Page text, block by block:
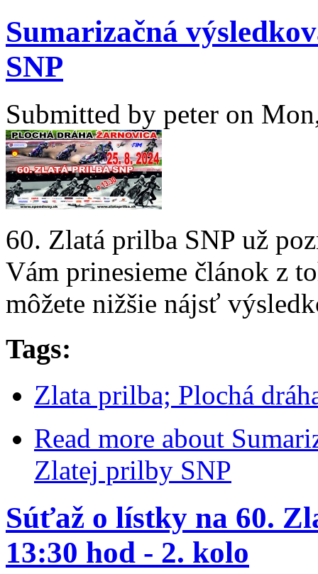
Sumarizačná
SNP
Submitted by peter on
60. Zlatá prilba SNP už
Vám prinesieme článok z
môžete nižšie nájsť
Tags:
Zlata prilba; Plochá
Read more about
Zlatej prilby SNP
Súťaž o lístky na 60.
13:30 hod - 2. kolo